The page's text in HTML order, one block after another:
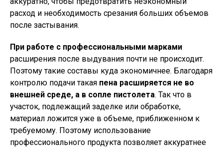
расход и необходимость срезания больших объемов
после застывания.
При работе с профессиональными марками
расширения после выдувания почти не происходит.
Поэтому такие составы куда экономичнее. Благодаря
контролю подачи такая пена расширяется не во
внешней среде, а в сопле пистолета. Так что в
участок, подлежащий заделке или обработке,
материал ложится уже в объеме, приближенном к
требуемому. Поэтому использование
профессионального продукта позволяет аккуратнее